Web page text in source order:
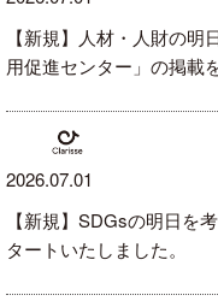
【新規】人材・人財の
用促進センター」の掲載
2026.07.01
【新規】SDGsの明日を
タートいたしました。